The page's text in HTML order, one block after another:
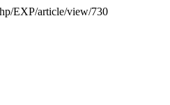
EXP/article/view/730